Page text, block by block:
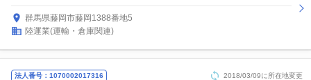
群馬県藤岡市藤岡1388番地5
陸運業(運輸・倉庫関連)
法人番号：1070002017316 2018/03/09に所在地変更